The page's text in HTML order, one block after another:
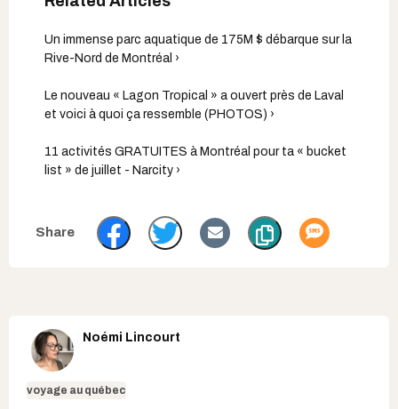
Un immense parc aquatique de 175M $ débarque sur la
Rive-Nord de Montréal ›
Le nouveau « Lagon Tropical » a ouvert près de Laval
et voici à quoi ça ressemble (PHOTOS) ›
11 activités GRATUITES à Montréal pour ta « bucket
list » de juillet - Narcity ›
Noémi Lincourt
voyage au québec